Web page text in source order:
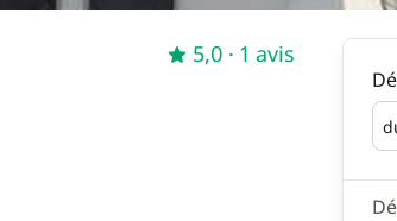
5,0 · 1 avis